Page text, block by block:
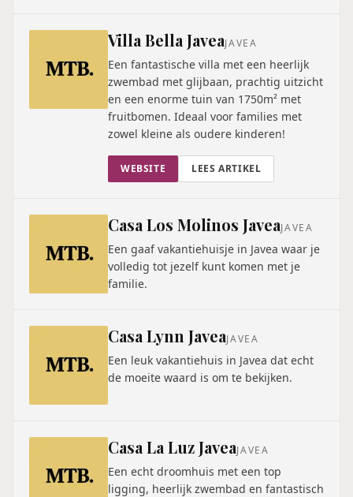
Villa Bella JaveaJAVEA
Een fantastische villa met een heerlijk
zwembad met glijbaan, prachtig uitzicht
en een enorme tuin van 1750m² met
fruitbomen. Ideaal voor families met
zowel kleine als oudere kinderen!
WEBSITE LEES ARTIKEL
Casa Los Molinos JaveaJAVEA
Een gaaf vakantiehuisje in Javea waar je
volledig tot jezelf kunt komen met je
familie.
Casa Lynn JaveaJAVEA
Een leuk vakantiehuis in Javea dat echt
de moeite waard is om te bekijken.
Casa La Luz JaveaJAVEA
Een echt droomhuis met een top
ligging, heerlijk zwembad en fantastisch